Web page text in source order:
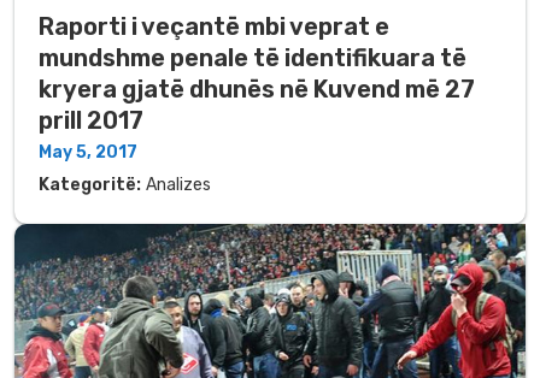
Raporti i veçantë mbi veprat e
mundshme penale të identifikuara të
kryera gjatë dhunës në Kuvend më 27
prill 2017
May 5, 2017
Kategoritë: Analizes